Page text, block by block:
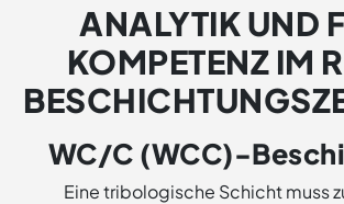
ANALYTIK UND
KOMPETENZ IM
WC/C (WCC)-
Eine tribologische Schicht muss